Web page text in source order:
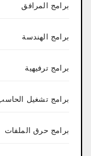
برامج المرافق
برامج الهندسة
برامج ترفيهية
برامج تشغيل
برامج حرق الملفات